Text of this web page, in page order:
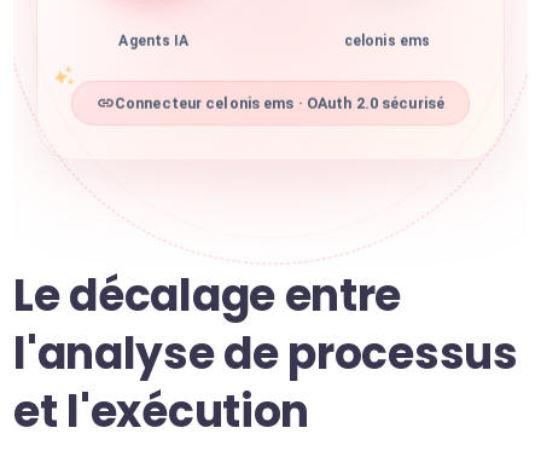
Agents IA celonis ems
Connecteur celonis ems · OAuth 2.0 sécurisé
Le décalage entre
l'analyse de processus
et l'exécution